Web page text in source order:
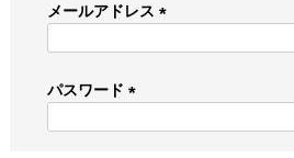
メールアドレス
)
パスワード